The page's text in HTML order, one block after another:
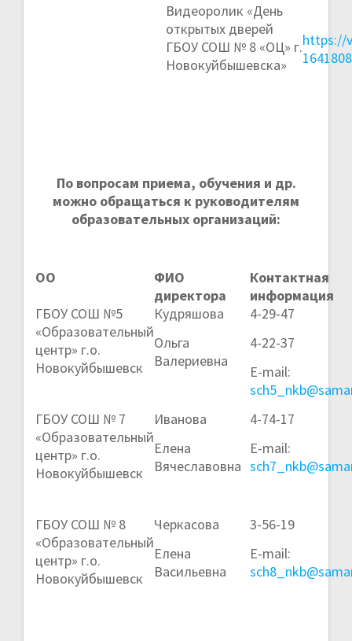
Видеоролик «День
открытых дверей
ГБОУ СОШ № 8 «ОЦ» г.
Новокуйбышевска»
https://
По вопросам приема, обучения и др.
можно обращаться к руководителям
образовательных организаций:
ОО
ФИО
директора
Контактная
информация
ГБОУ СОШ №5
«Образовательный
центр» г.о.
Новокуйбышевск
Кудряшова
Ольга
Валериевна
4-29-47
4-22-37
E-mail:
ГБОУ СОШ № 7
«Образовательный
центр» г.о.
Новокуйбышевск
Иванова
Елена
Вячеславовна
4-74-17
E-mail:
ГБОУ СОШ № 8
«Образовательный
центр» г.о.
Новокуйбышевск
Черкасова
Елена
Васильевна
3-56-19
E-mail: